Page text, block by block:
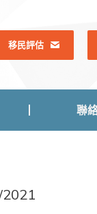
移民評估
聯